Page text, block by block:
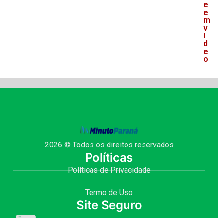
e
e
m
v
í
d
e
o
2026 © Todos os direitos reservados
Políticas
Políticas de Privacidade
Termo de Uso
Site Seguro